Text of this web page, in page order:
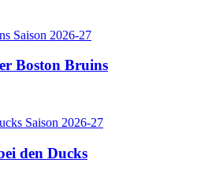
Boston Bruins
den Ducks